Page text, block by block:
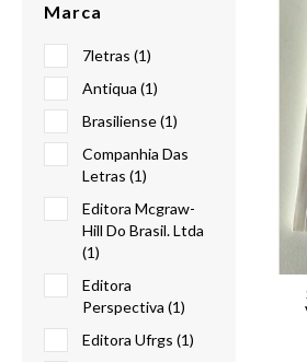
Marca
7letras (1)
Antiqua (1)
Brasiliense (1)
Companhia Das
Letras (1)
Editora Mcgraw-
Hill Do Brasil. Ltda
(1)
Editora
Perspectiva (1)
Editora Ufrgs (1)